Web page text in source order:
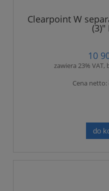
Clearpoint W
(3)"
10
zawiera 23%
Cena netto:
do